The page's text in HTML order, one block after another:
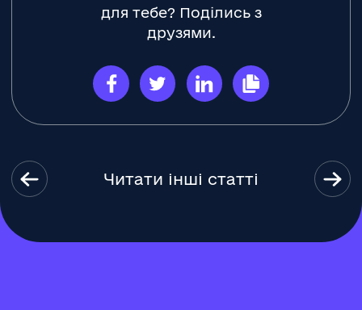
для тебе? Поділись з
друзями.
Читати інші статті